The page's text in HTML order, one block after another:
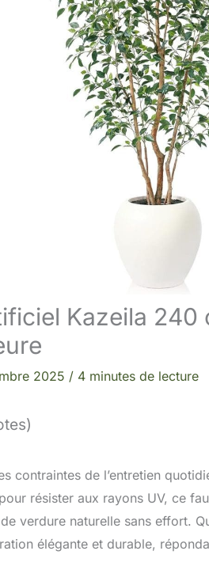
Kazeila 240
2025 / 4 minutes de lecture
contraintes de l’entretien
résister aux rayons UV, ce
verdure naturelle sans effort.
élégante et durable,